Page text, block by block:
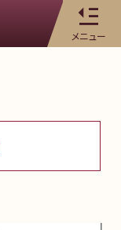
メニュー